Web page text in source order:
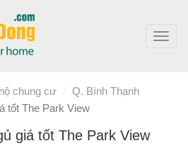
chung cư
Q. Bình Thạnh
tốt The Park View
giá tốt The Park View